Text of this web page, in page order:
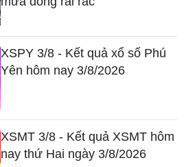
XSPY 3/8 - Kết quả xổ số Phú
Yên hôm nay 3/8/2026
XSMT 3/8 - Kết quả XSMT hôm
nay thứ Hai ngày 3/8/2026